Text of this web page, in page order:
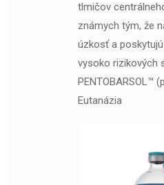
tlmičov
známych tým, že
úzkosť a
vysoko rizikových
PENTOBARSOL™
Eutanázia